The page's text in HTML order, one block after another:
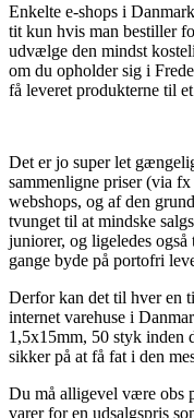
Enkelte e-shops i
tit kun hvis man bestiller
udvælge den mindst
om du opholder sig i
få leveret produkterne til
Det er jo super let
sammenligne priser (via
webshops, og af den
tvunget til at mindske
juniorer, og ligeledes
gange byde på portofri
Derfor kan det til hver en
internet varehuse i
1,5x15mm, 50 styk inden
sikker på at få fat i den
Du må alligevel være obs
varer for en udsalgspris